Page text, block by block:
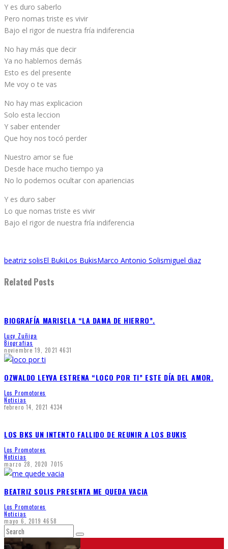
Y es duro saberlo
Pero nomas triste es vivir
Bajo el rigor de nuestra fría indiferencia
No hay más que decir
Ya no hablemos demás
Esto es del presente
Me voy o te vas
No hay mas explicacion
Solo esta leccion
Y saber entender
Que hoy nos tocó perder
Nuestro amor se fue
Desde hace mucho tiempo ya
No lo podemos ocultar con apariencias
Y es duro saber
Lo que nomas triste es vivir
Bajo el rigor de nuestra fría indiferencia
beatriz solisEl BukiLos BukisMarco Antonio Solismiguel diaz
Related Posts
BIOGRAFÍA MARISELA “LA DAMA DE HIERRO”.
Lucy Zuñiga
Biografias
noviembre 19, 2021 4631
OZWALDO LEYVA ESTRENA “LOCO POR TI” ESTE DÍA DEL AMOR.
Los Promotores
Noticias
febrero 14, 2021 4334
LOS BKS UN INTENTO FALLIDO DE REUNIR A LOS BUKIS
Los Promotores
Noticias
marzo 28, 2020 7015
BEATRIZ SOLIS PRESENTA ME QUEDA VACIA
Los Promotores
Noticias
mayo 6, 2019 4658